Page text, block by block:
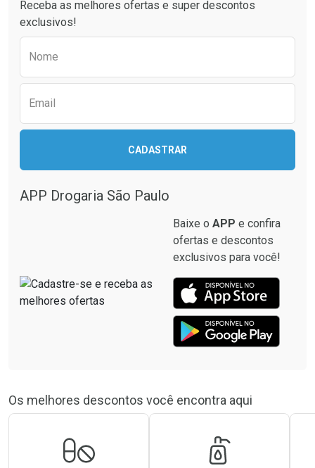
Comprar sem Desconto
Comprar sem Desconto
Por R$ 129,90/cada
Comprar sem Desconto
Comprar sem Desconto
Receba as melhores ofertas e super descontos
exclusivos!
Nome
Email
CADASTRAR
APP Drogaria São Paulo
Baixe o APP e confira
ofertas e descontos
exclusivos para você!
Os melhores descontos você encontra aqui